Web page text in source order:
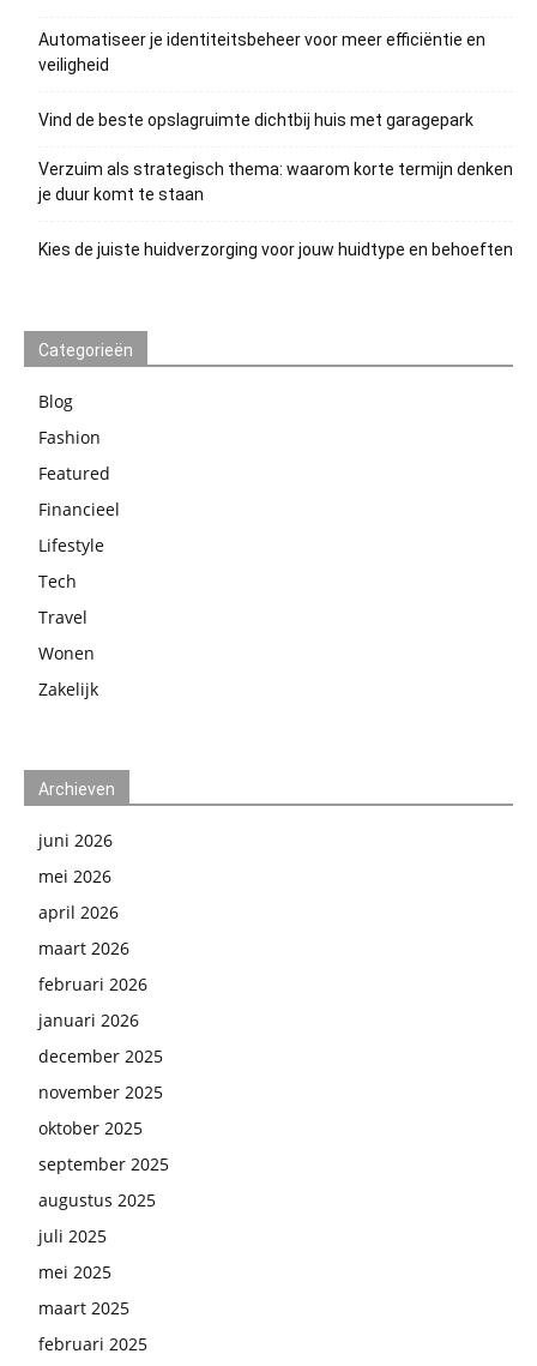
Automatiseer je identiteitsbeheer voor meer efficiëntie en
veiligheid
Vind de beste opslagruimte dichtbij huis met garagepark
Verzuim als strategisch thema: waarom korte termijn denken
je duur komt te staan
Kies de juiste huidverzorging voor jouw huidtype en behoeften
Categorieën
Blog
Fashion
Featured
Financieel
Lifestyle
Tech
Travel
Wonen
Zakelijk
Archieven
juni 2026
mei 2026
april 2026
maart 2026
februari 2026
januari 2026
december 2025
november 2025
oktober 2025
september 2025
augustus 2025
juli 2025
mei 2025
maart 2025
februari 2025